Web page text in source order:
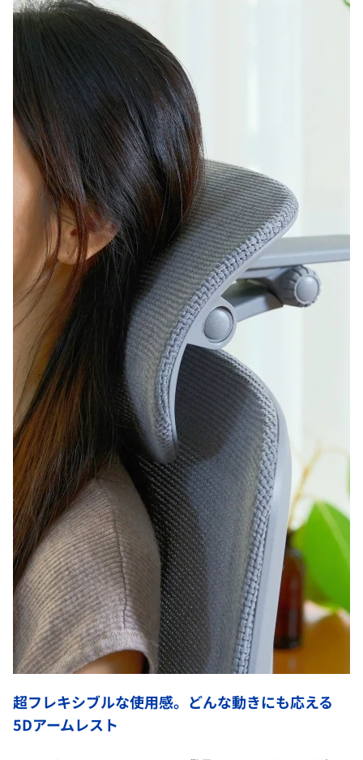
超フレキシブルな使用感。どんな動きにも応える
5Dアームレスト